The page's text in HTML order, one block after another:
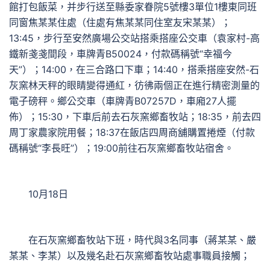
館打包飯菜，并步行送至縣委家眷院5號樓3單位1樓東同班
同窗焦某某住處（住處有焦某某同住室友宋某某）；
13:45，步行至安然廣場公交站搭乘搭座公交車（袁家村-高
鐵新戔戔間段，車牌青B50024，付款碼稱號“幸福今
天”）；14:00，在三合路口下車；14:40，搭乘搭座安然-石
灰窯林天秤的眼睛變得通紅，彷彿兩個正在進行精密測量的
電子磅秤。鄉公交車（車牌青B07257D，車廂27人擺
佈）；15:30，下車后前去石灰窯鄉畜牧站；18:35，前去四
周丁家農家院用餐；18:37在飯店四周商舖購置捲煙（付款
碼稱號“李長旺”）；19:00前往石灰窯鄉畜牧站宿舍。
10月18日
在石灰窯鄉畜牧站下班，時代與3名同事（蔣某某、嚴
某某、李某）以及幾名赴石灰窯鄉畜牧站處事職員接觸；